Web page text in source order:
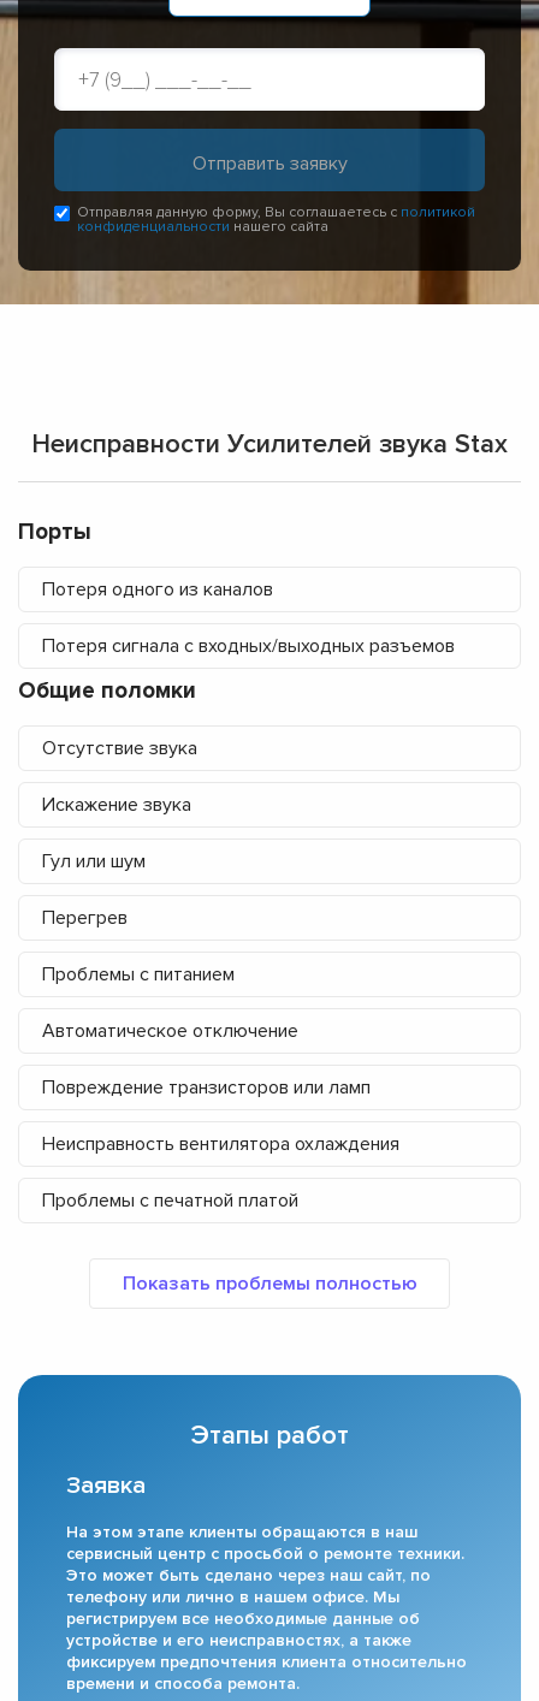
Отправляя данную форму, Вы соглашаетесь с политикой
конфиденциальности нашего сайта
Неисправности Усилителей звука Stax
Порты
Потеря одного из каналов
Потеря сигнала с входных/выходных разъемов
Общие поломки
Отсутствие звука
Искажение звука
Гул или шум
Перегрев
Проблемы с питанием
Автоматическое отключение
Повреждение транзисторов или ламп
Неисправность вентилятора охлаждения
Проблемы с печатной платой
Этапы работ
Заявка
На этом этапе клиенты обращаются в наш
сервисный центр с просьбой о ремонте техники.
Это может быть сделано через наш сайт, по
телефону или лично в нашем офисе. Мы
регистрируем все необходимые данные об
устройстве и его неисправностях, а также
фиксируем предпочтения клиента относительно
времени и способа ремонта.